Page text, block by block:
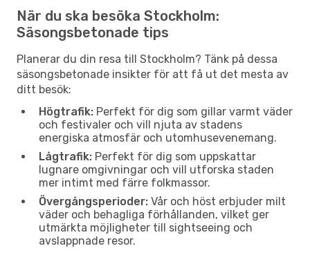
När du ska besöka Stockholm:
Säsongsbetonade tips
Planerar du din resa till Stockholm? Tänk på dessa
säsongsbetonade insikter för att få ut det mesta av
ditt besök:
Högtrafik: Perfekt för dig som gillar varmt väder
och festivaler och vill njuta av stadens
energiska atmosfär och utomhusevenemang.
Lågtrafik: Perfekt för dig som uppskattar
lugnare omgivningar och vill utforska staden
mer intimt med färre folkmassor.
Övergångsperioder: Vår och höst erbjuder milt
väder och behagliga förhållanden, vilket ger
utmärkta möjligheter till sightseeing och
avslappnade resor.